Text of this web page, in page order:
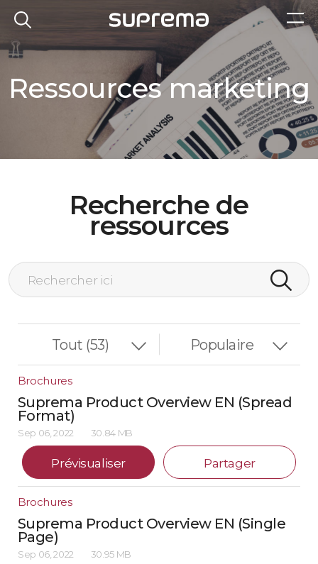
Ressources marketing
Recherche de
ressources
Brochures
Suprema Product Overview EN (Spread
Format)
Sep 06, 2022 30.84 MB
Prévisualiser Partager
Brochures
Suprema Product Overview EN (Single
Page)
Sep 06, 2022 30.95 MB